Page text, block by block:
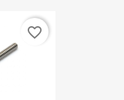
favorite_border